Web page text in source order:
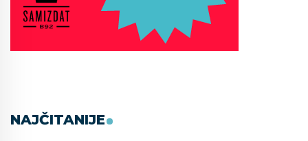
NAJČITANIJE